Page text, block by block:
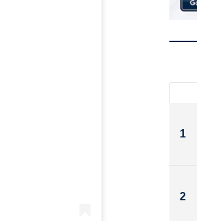
1
2